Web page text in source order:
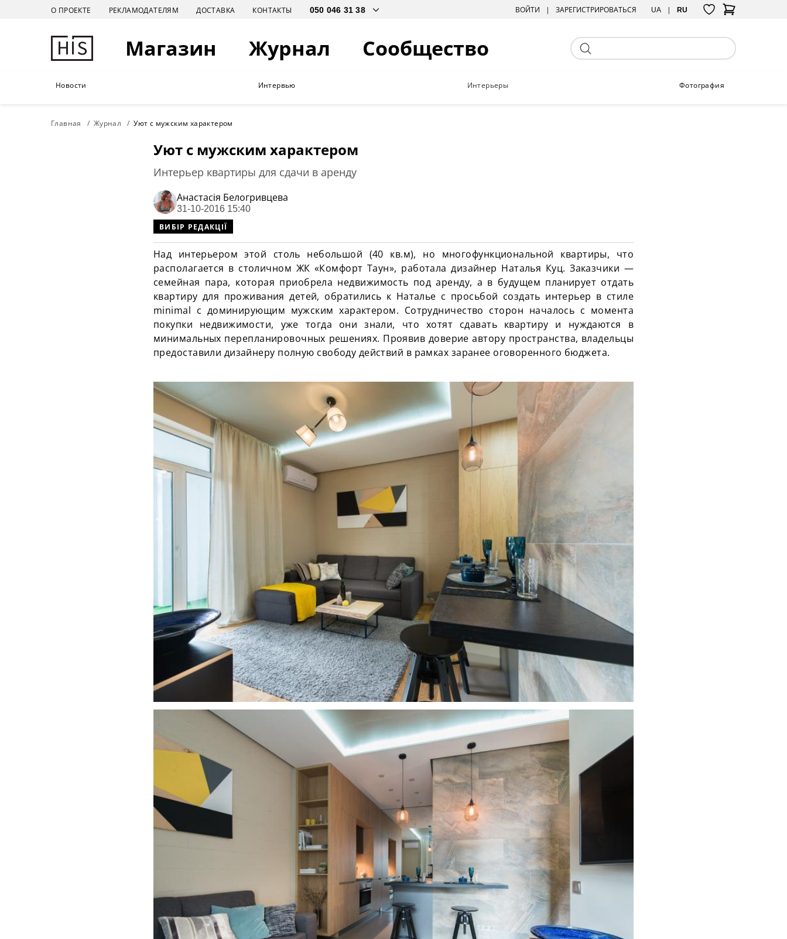
О ПРОЕКТЕ РЕКЛАМОДАТЕЛЯМ ДОСТАВКА КОНТАКТЫ ВОЙТИ ЗАРЕГИСТРИРОВАТЬСЯ UA RU
Магазин Журнал Сообщество
Новости Интервью Интерьеры Фотография
Главная Журнал Уют с мужским характером
Уют с мужским характером
Интерьер квартиры для сдачи в аренду
Анастасiя Белогривцева
31-10-2016 15:40
ВИБІР РЕДАКЦІЇ
Над интерьером этой столь небольшой (40 кв.м), но многофункциональной квартиры, что
располагается в столичном ЖК «КомфортТаун», работала дизайнер Наталья Куц. Заказчики —
семейная пара, которая приобрела недвижимость под аренду, а в будущем планирует отдать
квартиру для проживания детей, обратились к Наталье с просьбой создать интерьер в стиле
minimal с доминирующим мужским характером. Сотрудничество сторон началось с момента
покупки недвижимости, уже тогда они знали, что хотят сдавать квартиру и нуждаются в
минимальных перепланировочных решениях. Проявив доверие автору пространства, владельцы
предоставили дизайнеру полную свободу действий в рамках заранее оговоренного бюджета.